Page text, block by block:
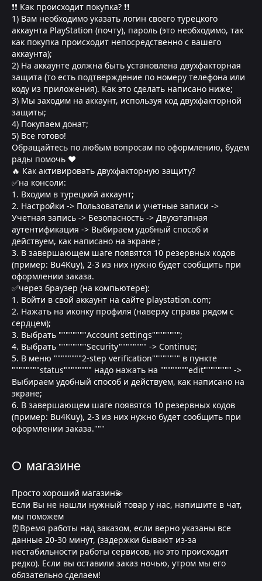
❗❗ Как происходит покупка? ❗❗
1) Вам необходимо указать логин своего турецкого
аккаунта PlayStation (почту), пароль (это необходимо, так
как покупка происходит непосредственно с вашего
аккаунта);
2) На аккаунте должна быть установлена двухфакторная
защита (то есть подтверждение по номеру телефона или
коду из приложения). Как это сделать написано ниже;
3) Мы заходим на аккаунт, используя код двухфакторной
защиты;
4) Покупаем донат;
5) Все готово!
Обращайтесь по любым вопросам по оформлению, будем
рады помочь ❤
🔥 Как активировать двухфакторную защиту?
✅на консоли:
1. Входим в турецкий аккаунт;
2. Настройки -> Пользователи и учетные записи ->
Учетная запись -> Безопасность -> Двухэтапная
аутентификация -> Выбираем удобный способ и
действуем, как написано на экране ;
3. В завершающем шаге появятся 10 резервных кодов
(пример: Bu4Kuy), 2-3 из них нужно будет сообщить при
оформлении заказа.
✅через браузер (на компьютере):
1. Войти в свой аккаунт на сайте playstation.com;
2. Нажать на иконку профиля (наверху справа рядом с
сердцем);
3. Выбрать """"""""Account settings"""""""";
4. Выбрать """"""""Security"""""""" -> Continue;
5. В меню """"""""2-step verification"""""""" в пункте
""""""""status"""""""" надо нажать на """"""""edit"""""""" ->
Выбираем удобный способ и действуем, как написано на
экране;
6. В завершающем шаге появятся 10 резервных кодов
(пример: Bu4Kuy), 2-3 из них нужно будет сообщить при
оформлении заказа."""
О магазине
Просто хороший магазин💫
Если Вы не нашли нужный товар у нас, напишите в чат,
мы поможем
⏰Время работы над заказом, если верно указаны все
данные 20-30 минут, (задержки бывают из-за
нестабильности работы сервисов, но это происходит
редко). Если вы оставили заказ ночью, утром мы его
обязательно сделаем!